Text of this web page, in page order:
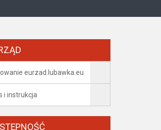
eurzad.lubawka.eu
i instrukcja